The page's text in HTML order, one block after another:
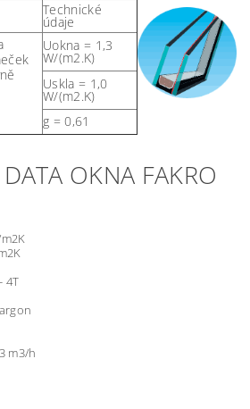
Technické
údaje
Uokna = 1,3
W/(m2.K)
Uskla = 1,0
W/(m2.K)
g = 0,61
OKNA FAKRO
4T
m3/h